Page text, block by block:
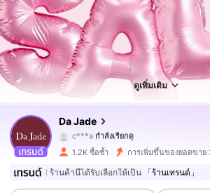
ดูเพิ่มเติม
Da Jade
4.76 6.6K ผู้ติดตาม
4.76 6.6K ผู้ติดตาม
4.76 6.6K ผู้ติดตาม
4.76 6.6K ผู้ติดตาม
1.2K ซื้อซ้ำ การเพิ่มขึ้นของยอดขาย
ร้านค้านี้ได้รับเลือกให้เป็น 「ร้านเทรนด์」